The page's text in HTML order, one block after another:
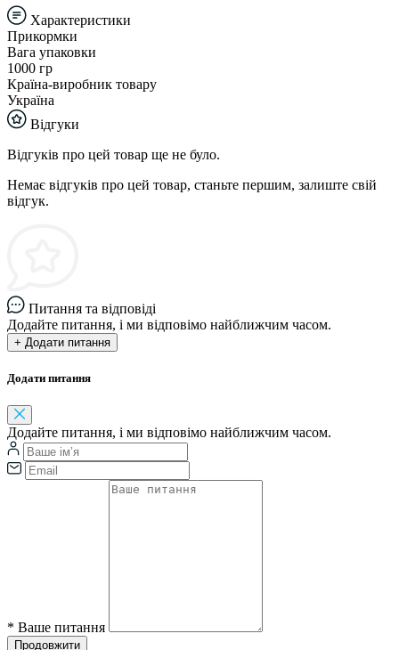
Характеристики
Прикормки
Вага упаковки
1000 гр
Країна-виробник товару
Україна
Відгуки
Відгуків про цей товар ще не було.
Немає відгуків про цей товар, станьте першим, залиште свій
відгук.
Питання та відповіді
Додайте питання, і ми відповімо найближчим часом.
+ Додати питання
Додати питання
Додайте питання, і ми відповімо найближчим часом.
* Ваше питання
Продовжити